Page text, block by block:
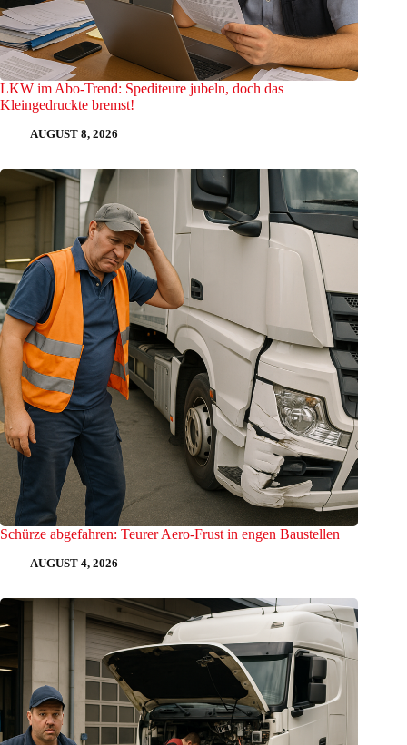
LKW im Abo-Trend: Spediteure jubeln, doch das
Kleingedruckte bremst!
AUGUST 8, 2026
Schürze abgefahren: Teurer Aero-Frust in engen Baustellen
AUGUST 4, 2026